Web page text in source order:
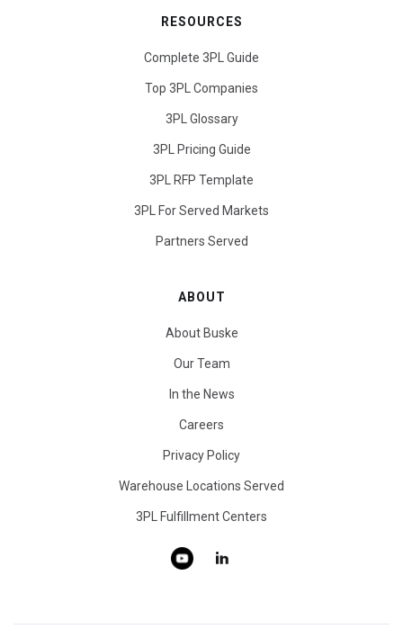
RESOURCES
Complete 3PL Guide
Top 3PL Companies
3PL Glossary
3PL Pricing Guide
3PL RFP Template
3PL For Served Markets
Partners Served
ABOUT
About Buske
Our Team
In the News
Careers
Privacy Policy
Warehouse Locations Served
3PL Fulfillment Centers